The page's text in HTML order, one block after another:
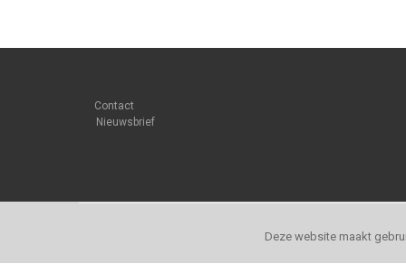
Deze website maakt
Contact
Nieuwsbrief